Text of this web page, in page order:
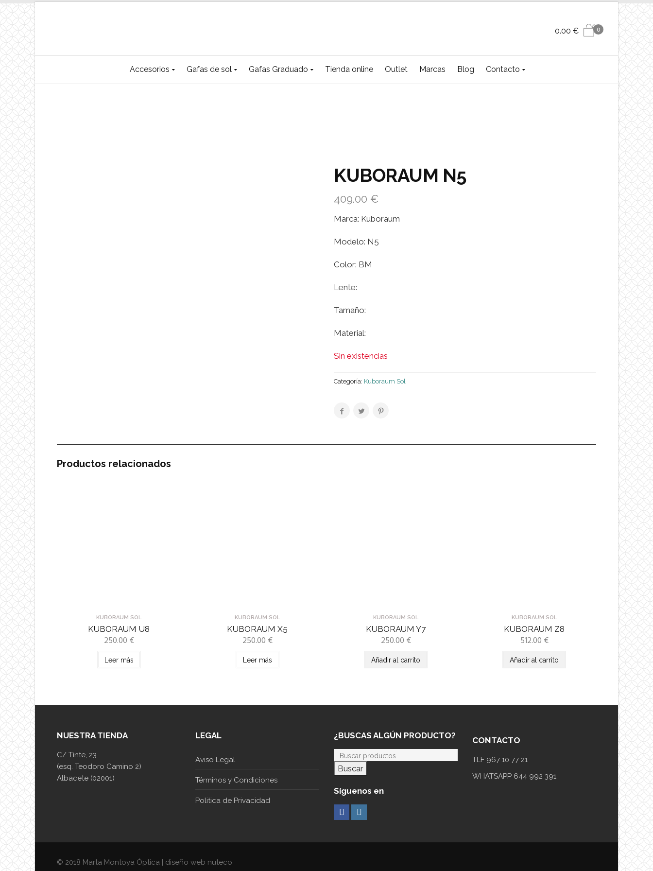
0
0.00 €
Accesorios Gafas de sol Gafas Graduado Tienda online Outlet Marcas Blog Contacto
KUBORAUM N5
409.00 €
Marca: Kuboraum
Modelo: N5
Color: BM
Lente:
Tamaño:
Material:
Sin existencias
Categoría: Kuboraum Sol
Productos relacionados
KUBORAUM SOL
KUBORAUM U8
250.00 €
Leer más
KUBORAUM SOL
KUBORAUM X5
250.00 €
Leer más
KUBORAUM SOL
KUBORAUM Y7
250.00 €
Añadir al carrito
KUBORAUM SOL
KUBORAUM Z8
512.00 €
Añadir al carrito
NUESTRA TIENDA
C/ Tinte, 23
(esq. Teodoro Camino 2)
Albacete (02001)
LEGAL
Aviso Legal
Términos y Condiciones
Politica de Privacidad
¿BUSCAS ALGÚN PRODUCTO?
Buscar
CONTACTO
TLF 967 10 77 21
WHATSAPP 644 992 391
Síguenos en
© 2018 Marta Montoya Óptica | diseño web nuteco